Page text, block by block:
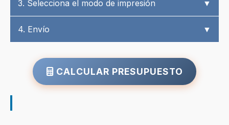
3. Selecciona el modo de impresión ▼
4. Envío ▼
CALCULAR PRESUPUESTO